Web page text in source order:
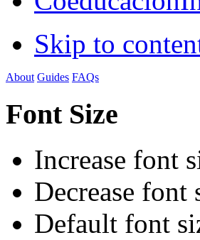
Skip to
About Guides FAQs
Font Size
Increase font
Decrease font
Default font